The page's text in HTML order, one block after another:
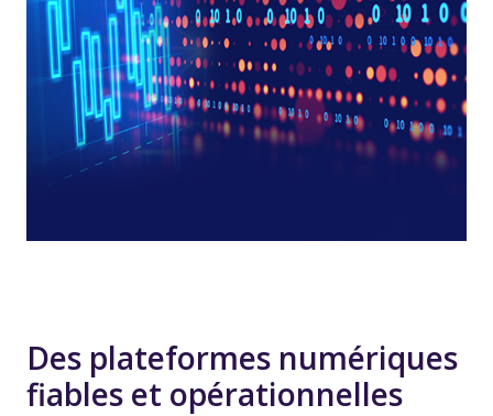
Des plateformes numériques
fiables et opérationnelles